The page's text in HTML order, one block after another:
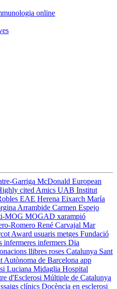
online
Garriga McDonald European
cited Amics UAB Institut
EAE Herena Eixarch María
Arrambide Carmen Espejo
MOG MOGAD xarampió
Romero René Carvajal Mar
Award usuaris metges Fundació
infermeres infermers Dia
llibres roses Catalunya Sant
Autònoma de Barcelona app
Luciana Midaglia Hospital
d'Esclerosi Múltiple de Catalunya
clínics Docència en esclerosi